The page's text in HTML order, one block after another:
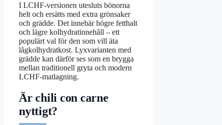
I LCHF-versionen utesluts bönorna
helt och ersätts med extra grönsaker
och grädde. Det innebär högre fetthalt
och lägre kolhydratinnehåll – ett
populärt val för den som vill äta
lågkolhydratkost. Lyxvarianten med
grädde kan därför ses som en brygga
mellan traditionell gryta och modern
LCHF-matlagning.
Är chili con carne
nyttigt?